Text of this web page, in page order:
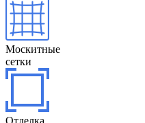
Москитные
сетки
Отделка